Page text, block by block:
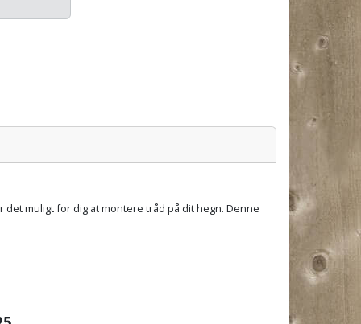
muligt for dig at montere tråd på dit hegn. Denne